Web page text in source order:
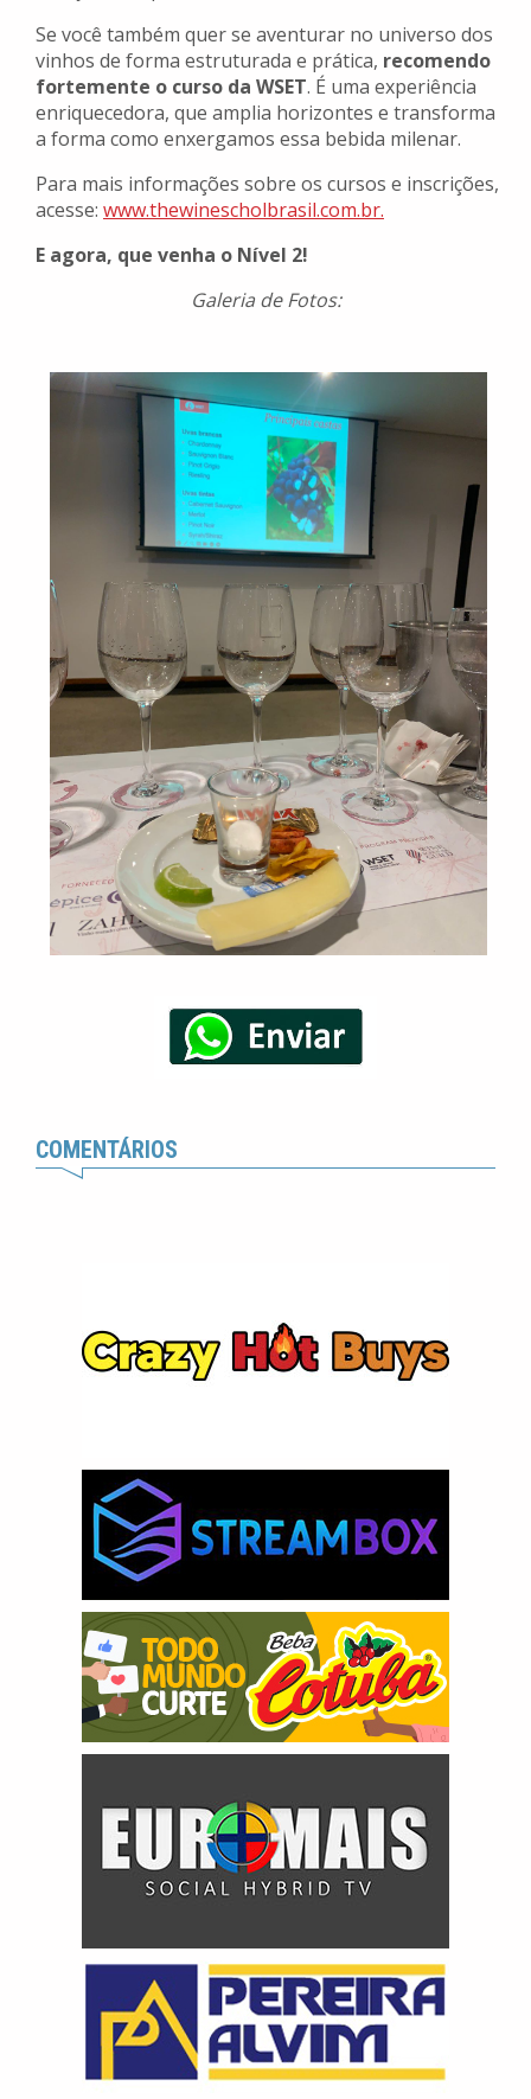
Se você também quer se aventurar no universo dos
vinhos de forma estruturada e prática, recomendo
fortemente o curso da WSET. É uma experiência
enriquecedora, que amplia horizontes e transforma
a forma como enxergamos essa bebida milenar.
Para mais informações sobre os cursos e inscrições,
acesse: www.thewinescholbrasil.com.br.
E agora, que venha o Nível 2!
Galeria de Fotos:
COMENTÁRIOS